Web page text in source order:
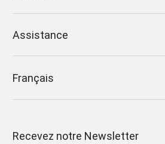
Assistance
Français
Recevez notre Newsletter